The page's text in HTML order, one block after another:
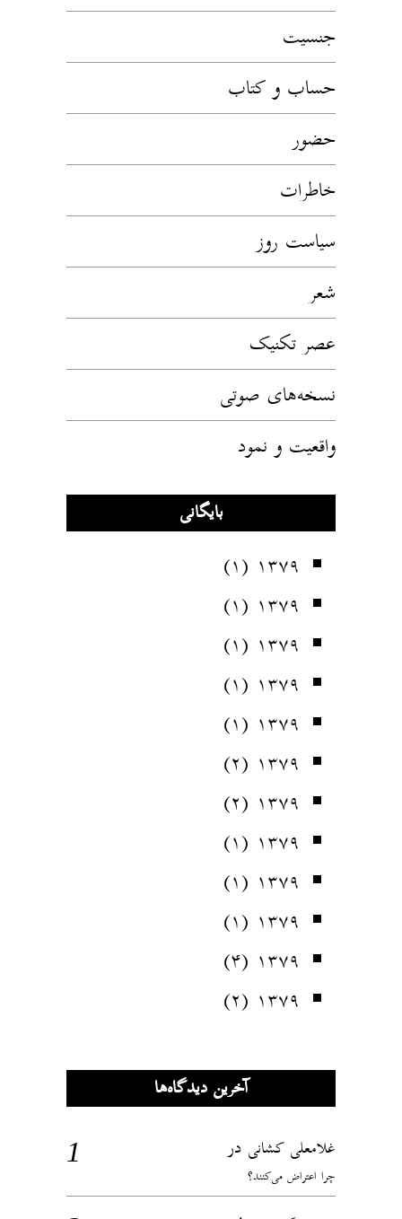
جنسیت
حساب و کتاب
حضور
خاطرات
سیاست روز
شعر
عصر تکنیک
نسخه‌های صوتی
واقعیت و نمود
بایگانی
۱۳۷۹ (۱)
۱۳۷۹ (۱)
۱۳۷۹ (۱)
۱۳۷۹ (۱)
۱۳۷۹ (۱)
۱۳۷۹ (۲)
۱۳۷۹ (۲)
۱۳۷۹ (۱)
۱۳۷۹ (۱)
۱۳۷۹ (۱)
۱۳۷۹ (۴)
۱۳۷۹ (۲)
آخرین دیدگاه‌ها
غلامعلی کشانی در
چرا اعتراض می‌کنند؟